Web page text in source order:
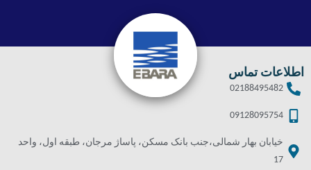
اطلاعات تماس
02188495482
09128095754
خیابان بهار شمالی،جنب بانک مسکن، پاساژ مرجان، طبقه اول، واحد
17